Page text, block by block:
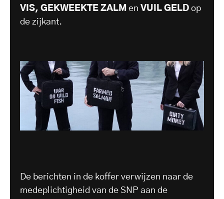
VIS, GEKWEEKTE ZALM en VUIL GELD op
de zijkant.
De berichten in de koffer verwijzen naar de
medeplichtigheid van de SNP aan de